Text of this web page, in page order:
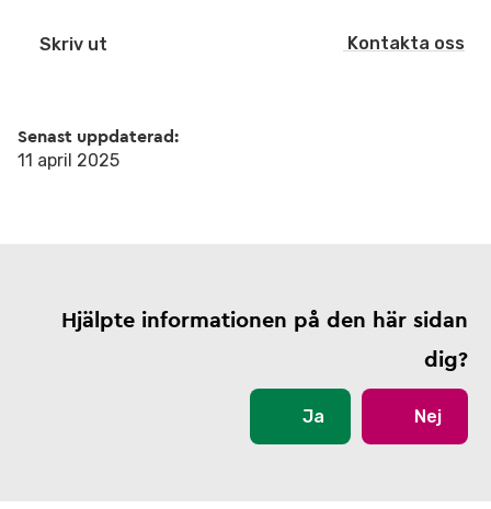
Skriv ut Kontakta oss
Senast uppdaterad:
11 april 2025
Hjälpte informationen på den här sidan
dig?
Ja Nej